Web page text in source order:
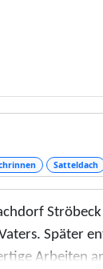
Satteldach
Später
Arbeiten